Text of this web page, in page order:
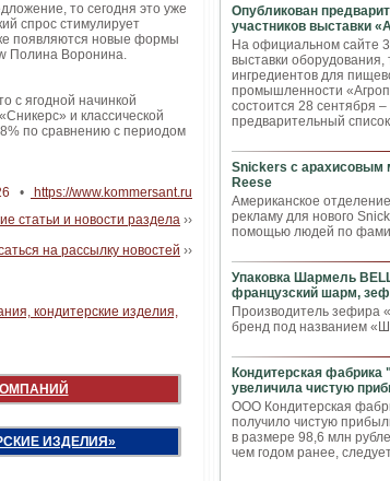
Опубликован
участников выставки
На официальном сайте
выставки оборудования,
ингредиентов для
промышленности
состоится 28 сентября
предварительный
Snickers с арахисовым
Reese
Американское
рекламу для нового
помощью людей по
Упаковка Шармель
французский шарм,
Производитель зефира
бренд под названием
Кондитерская фабрика
увеличила чистую
ООО Кондитерская
получило чистую
в размере 98,6 млн
чем годом ранее,
то сегодня это уже
спрос стимулирует
появляются новые формы
Полина Воронина.
с ягодной начинкой
и классической
по сравнению с периодом
•
https://www.kommersant.ru
статьи и новости раздела ››
на рассылку новостей ››
ИЗДЕЛИЯ»